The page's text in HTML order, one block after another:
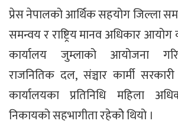
प्रेस नेपालको आर्थिक सहयोग जिल्ला
समन्वय र राष्ट्रिय मानव अधिकार आयोग
कार्यालय जुम्लाको आयोजना
राजनितिक दल, संञ्चार कार्मी
कार्यालयका प्रतिनिधि महिला
निकायको सहभागीता रहेकोे थियो ।